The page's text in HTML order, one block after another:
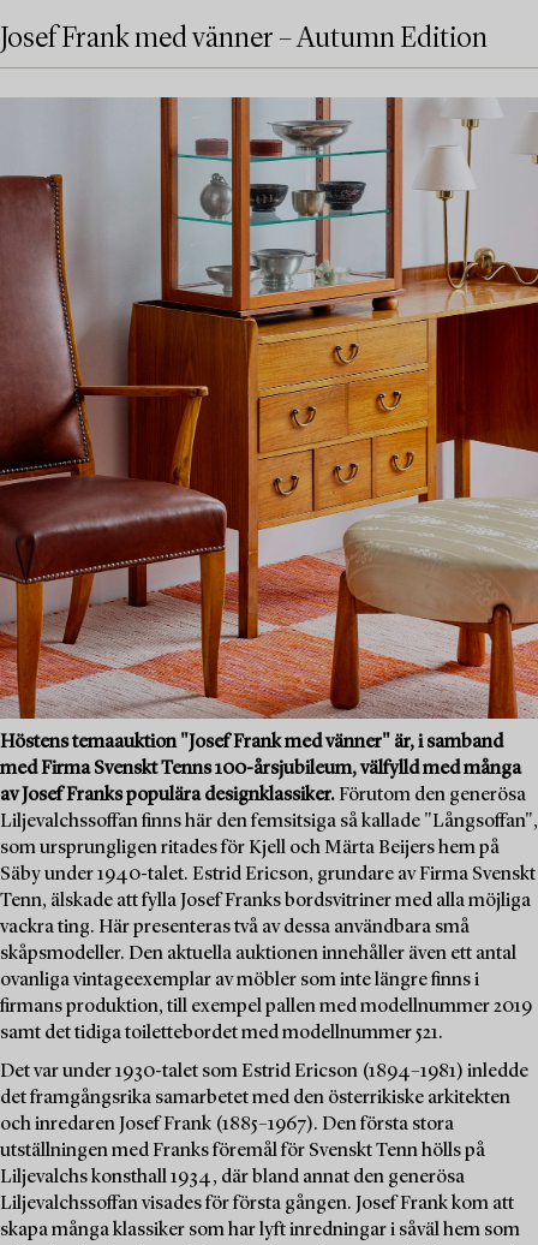
Josef Frank med vänner – Autumn Edition
Höstens temaauktion "Josef Frank med vänner" är, i samband
med Firma Svenskt Tenns 100-årsjubileum, välfylld med många
av Josef Franks populära designklassiker. Förutom den generösa
Liljevalchssoffan finns här den femsitsiga så kallade "Långsoffan",
som ursprungligen ritades för Kjell och Märta Beijers hem på
Säby under 1940-talet. Estrid Ericson, grundare av Firma Svenskt
Tenn, älskade att fylla Josef Franks bordsvitriner med alla möjliga
vackra ting. Här presenteras två av dessa användbara små
skåpsmodeller. Den aktuella auktionen innehåller även ett antal
ovanliga vintageexemplar av möbler som inte längre finns i
firmans produktion, till exempel pallen med modellnummer 2019
samt det tidiga toilettebordet med modellnummer 521.
Det var under 1930-talet som Estrid Ericson (1894–1981) inledde
det framgångsrika samarbetet med den österrikiske arkitekten
och inredaren Josef Frank (1885–1967). Den första stora
utställningen med Franks föremål för Svenskt Tenn hölls på
Liljevalchs konsthall 1934, där bland annat den generösa
Liljevalchssoffan visades för första gången. Josef Frank kom att
skapa många klassiker som har lyft inredningar i såväl hem som